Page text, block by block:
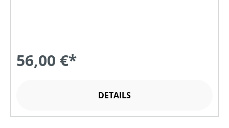
56,00 €*
DETAILS